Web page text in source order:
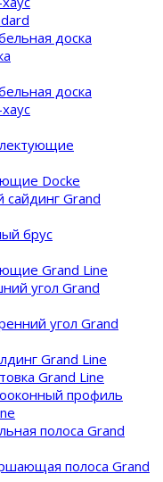
доска
доска
Docke
сайдинг Grand
брус
Grand Line
угол Grand
угол Grand
Grand Line
Grand Line
профиль
полоса Grand
полоса Grand